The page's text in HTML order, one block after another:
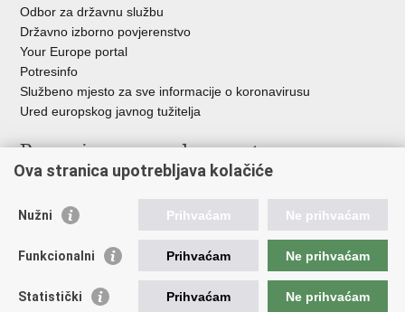
Odbor za državnu službu
Državno izborno povjerenstvo
Your Europe portal
Potresinfo
Službeno mjesto za sve informacije o koronavirusu
Ured europskog javnog tužitelja
Poveznice pravosudnog sustava
Državno odvjetništvo
Ured za suzbijanje korupcije i organiziranog kriminaliteta
Državnoodvjetničko vijeće
Hrvatska odvjetnička komora
Ova stranica upotrebljava kolačiće
Nužni Prihvaćam Ne prihvaćam
Funkcionalni Prihvaćam Ne prihvaćam
Statistički Prihvaćam Ne prihvaćam